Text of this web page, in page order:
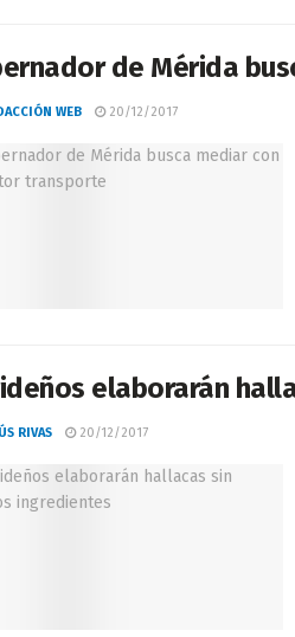
de Mérida
WEB 20/12/2017
elaborarán
RIVAS 20/12/2017